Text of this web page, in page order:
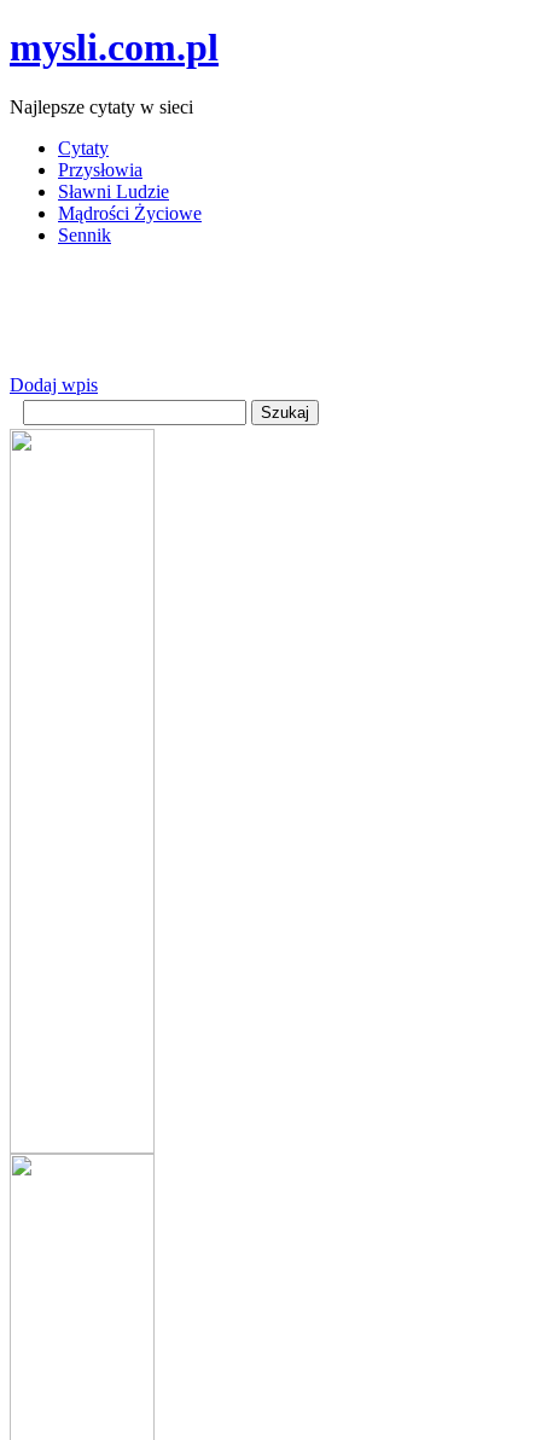
mysli.com.pl
Najlepsze cytaty w sieci
Cytaty
Przysłowia
Sławni Ludzie
Mądrości Życiowe
Sennik
Dodaj wpis